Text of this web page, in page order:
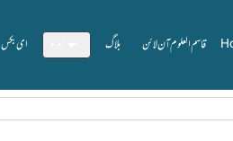
قاسم العلوم آن لائن بلاگ ای بکس